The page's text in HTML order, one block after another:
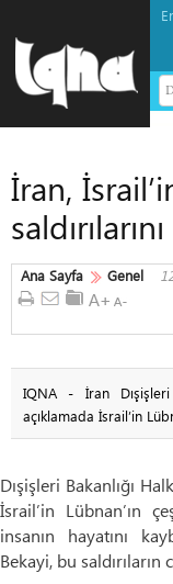
İran,
Ana Sayfa Genel
IQNA - İran Dışişleri
açıklamada İsrail’in
Dışişleri Bakanlığı
İsrail’in Lübnan’ın
insanın hayatını
Bekayi, bu